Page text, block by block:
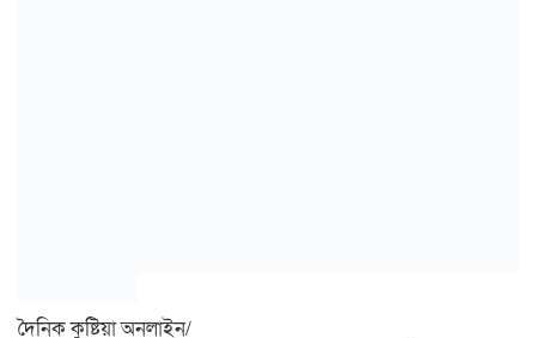
দৈনিক কুষ্টিয়া অনলাইন/